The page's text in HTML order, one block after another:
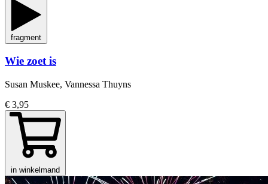
fragment
Wie zoet is
Susan Muskee, Vannessa Thuyns
€ 3,95
in winkelmand